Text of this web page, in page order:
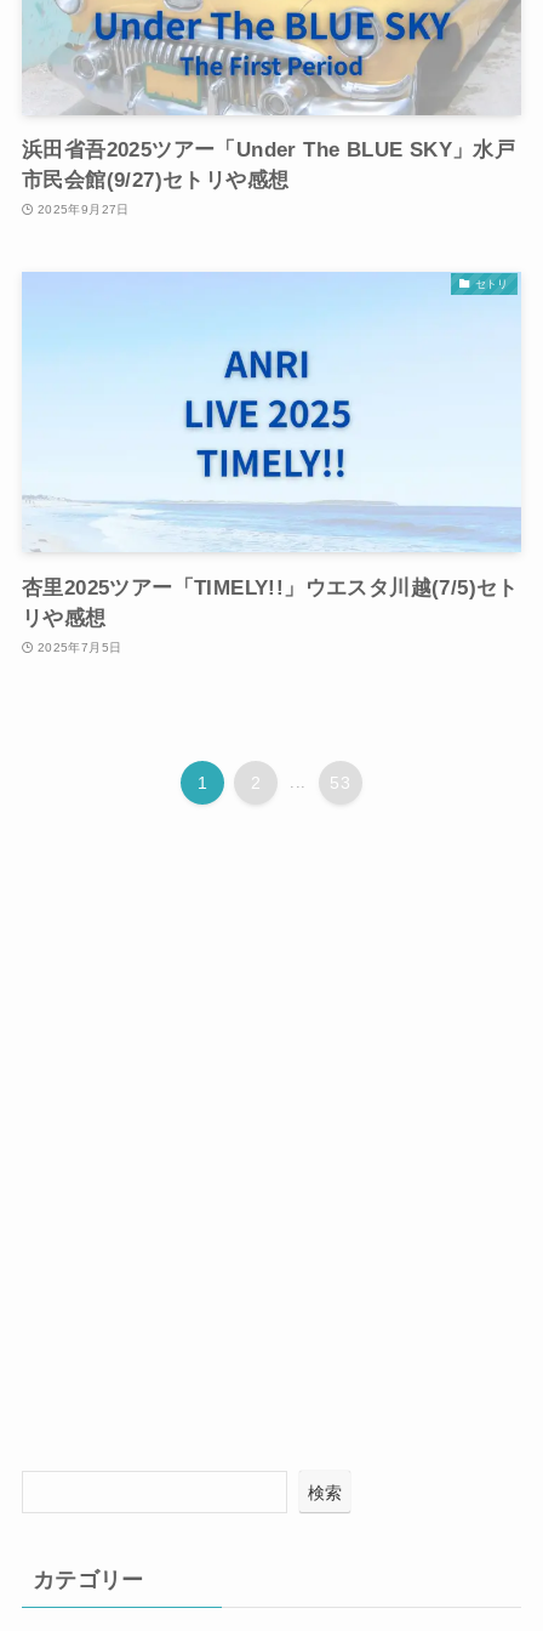
浜田省吾2025ツアー「Under The BLUE SKY」水戸
市民会館(9/27)セトリや感想
2025年9月27日
セトリ
杏里2025ツアー「TIMELY!!」ウエスタ川越(7/5)セト
リや感想
2025年7月5日
1 2 ... 53
検索
カテゴリー